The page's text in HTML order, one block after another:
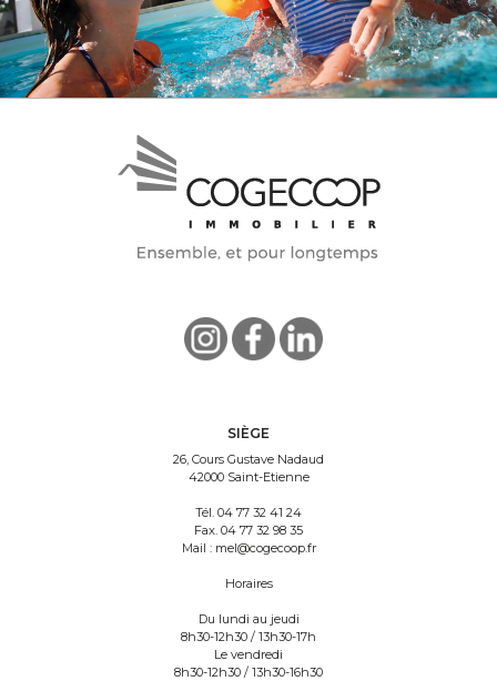
SIÈGE
26, Cours Gustave Nadaud
42000 Saint-Etienne
Tél. 04 77 32 41 24
Fax. 04 77 32 98 35
Mail : mel@cogecoop.fr
Horaires
Du lundi au jeudi
8h30-12h30 / 13h30-17h
Le vendredi
8h30-12h30 / 13h30-16h30